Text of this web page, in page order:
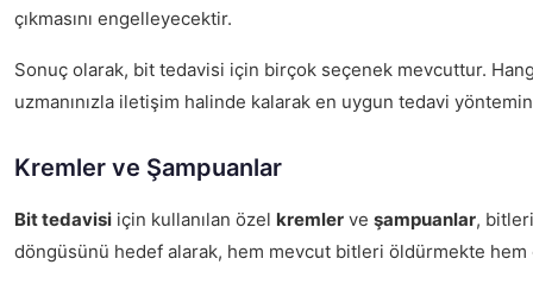
çıkmasını engelleyecektir.
Sonuç olarak, bit tedavisi için birçok seçenek mevcuttur.
uzmanınızla iletişim halinde kalarak en uygun tedavi
Kremler ve Şampuanlar
Bit tedavisi için kullanılan özel kremler ve şampuanlar,
döngüsünü hedef alarak, hem mevcut bitleri öldürmekte hem